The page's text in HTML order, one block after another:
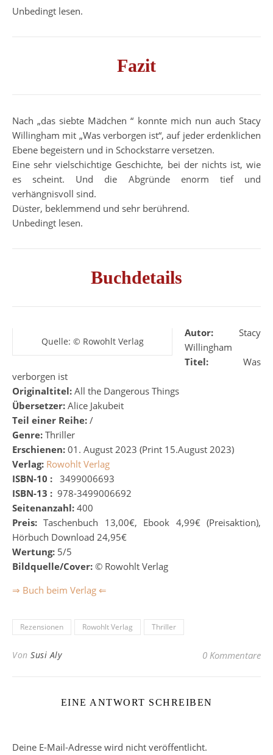
Unbedingt lesen.
Fazit
Nach „das siebte Mädchen “ konnte mich nun auch Stacy
Willingham mit „Was verborgen ist“, auf jeder erdenklichen
Ebene begeistern und in Schockstarre versetzen.
Eine sehr vielschichtige Geschichte, bei der nichts ist, wie
es scheint. Und die Abgründe enorm tief und
verhängnisvoll sind.
Düster, beklemmend und sehr berührend.
Unbedingt lesen.
Buchdetails
Quelle: © Rowohlt Verlag
Autor: Stacy
Willingham
Titel: Was
verborgen ist
Originaltitel: All the Dangerous Things
Übersetzer: Alice Jakubeit
Teil einer Reihe: /
Genre: Thriller
Erschienen: 01. August 2023 (Print 15.August 2023)
Verlag: Rowohlt Verlag
ISBN-10 : 3499006693
ISBN-13 : 978-3499006692
Seitenanzahl: 400
Preis:Taschenbuch 13,00€, Ebook 4,99€ (Preisaktion),
Hörbuch Download 24,95€
Wertung: 5/5
Bildquelle/Cover: © Rowohlt Verlag
⇒ Buch beim Verlag ⇐
Rezensionen Rowohlt Verlag Thriller
Von Susi Aly 0 Kommentare
EINE ANTWORT SCHREIBEN
Deine E-Mail-Adresse wird nicht veröffentlicht.